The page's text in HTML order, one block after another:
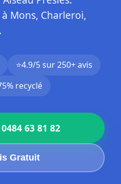
Mons, Charleroi,
⭐4.9/5 sur 250+ avis
recyclé
63 81 82
Gratuit